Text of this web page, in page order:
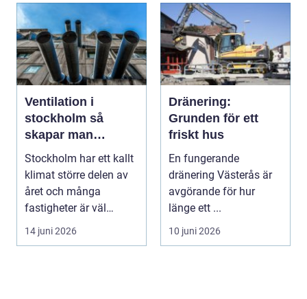
Ventilation i
stockholm så
skapar man
hälsosam och
energieffektiv
inomhusluft
Stockholm har ett kallt
klimat större delen av
året och många
fastigheter är väl
isolerade för att s...
14 juni 2026
Dränering:
Grunden för ett
friskt hus
En fungerande
dränering Västerås är
avgörande för hur
länge ett ...
10 juni 2026